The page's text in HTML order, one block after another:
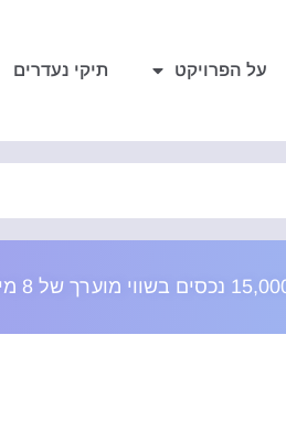
על הפרויקט תיקי נעדרים